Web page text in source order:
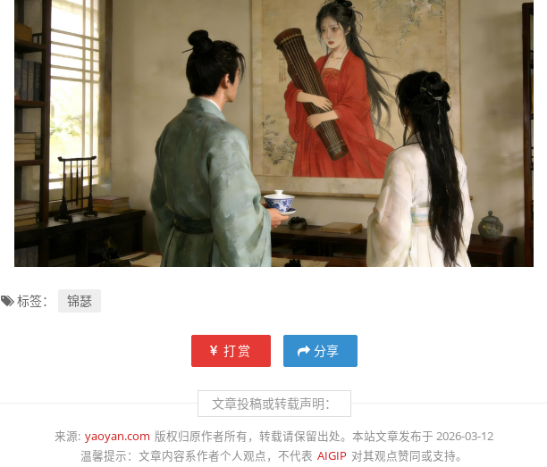
标签： 锦瑟
打赏 分享
文章投稿或转载声明：
来源: yaoyan.com 版权归原作者所有，转载请保留出处。本站文章发布于 2026-03-12
温馨提示：文章内容系作者个人观点，不代表 AIGIP 对其观点赞同或支持。